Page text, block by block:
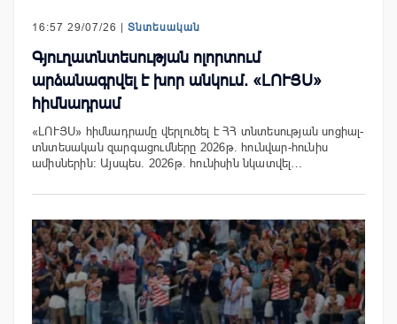
16:57 29/07/26 | Տնտեսական
Գյուղատնտեսության ոլորտում
արձանագրվել է խոր անկում. «ԼՈՒՅՍ»
հիմնադրամ
«ԼՈՒՅՍ» հիմնադրամը վերլուծել է ՀՀ տնտեսության սոցիալ-
տնտեսական զարգացումները 2026թ. հունվար-հունիս
ամիսներին։ Այսպես. 2026թ. հունիսին նկատվել…